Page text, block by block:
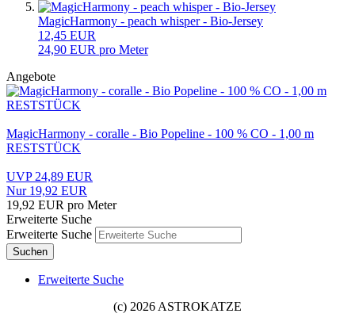
MagicHarmony - peach whisper - Bio-Jersey
12,45 EUR
24,90 EUR pro Meter
Angebote
MagicHarmony - coralle - Bio Popeline - 100 % CO - 1,00 m
RESTSTÜCK
UVP 24,89 EUR
Nur 19,92 EUR
19,92 EUR pro Meter
Erweiterte Suche
Erweiterte Suche
Suchen
Erweiterte Suche
(c) 2026 ASTROKATZE